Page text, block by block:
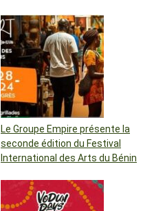
Le Groupe Empire présente la
seconde édition du Festival
International des Arts du Bénin